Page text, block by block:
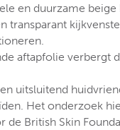
en duurzame beige
transparant
aftapfolie verbergt
uitsluitend
Het onderzoek
de British Skin